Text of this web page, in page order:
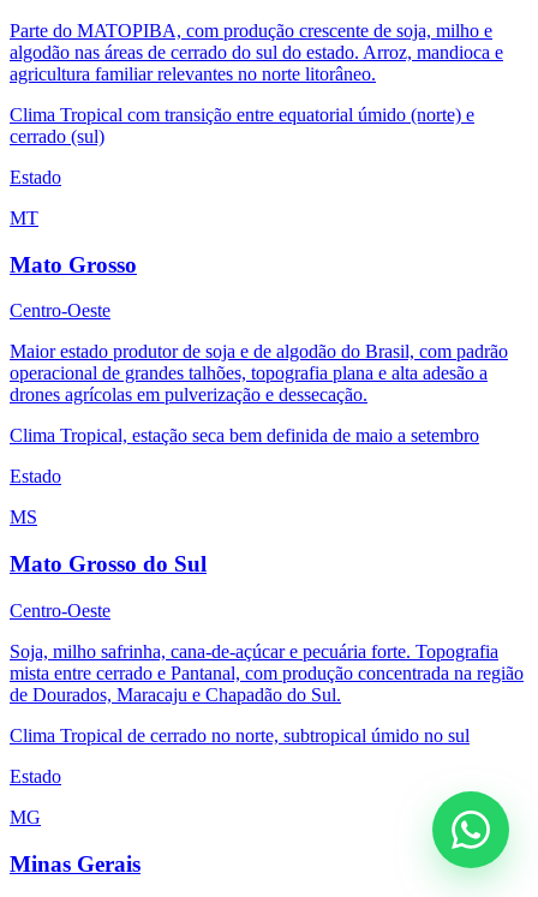
Parte do MATOPIBA, com produção crescente de soja, milho e
algodão nas áreas de cerrado do sul do estado. Arroz, mandioca e
agricultura familiar relevantes no norte litorâneo.
Clima Tropical com transição entre equatorial úmido (norte) e
cerrado (sul)
Estado
MT
Mato Grosso
Centro-Oeste
Maior estado produtor de soja e de algodão do Brasil, com padrão
operacional de grandes talhões, topografia plana e alta adesão a
drones agrícolas em pulverização e dessecação.
Clima Tropical, estação seca bem definida de maio a setembro
Estado
MS
Mato Grosso do Sul
Centro-Oeste
Soja, milho safrinha, cana-de-açúcar e pecuária forte. Topografia
mista entre cerrado e Pantanal, com produção concentrada na região
de Dourados, Maracaju e Chapadão do Sul.
Clima Tropical de cerrado no norte, subtropical úmido no sul
Estado
MG
Minas Gerais